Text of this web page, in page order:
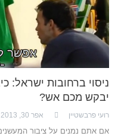
ניסוי ברחובות ישראל:
יבקש מכם אש?
רועי פרבשטיין אפר 30, 2013
אם אתם נמנים על ציבור